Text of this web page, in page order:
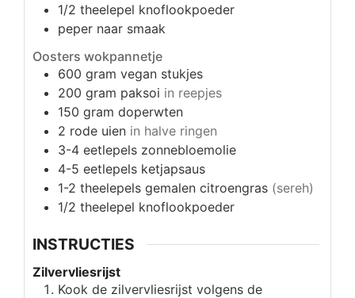
1/2 theelepel knoflookpoeder
peper naar smaak
Oosters wokpannetje
600 gram vegan stukjes
200 gram paksoi in reepjes
150 gram doperwten
2 rode uien in halve ringen
3-4 eetlepels zonnebloemolie
4-5 eetlepels ketjapsaus
1-2 theelepels gemalen citroengras (sereh)
1/2 theelepel knoflookpoeder
INSTRUCTIES
Zilvervliesrijst
Kook de zilvervliesrijst volgens de